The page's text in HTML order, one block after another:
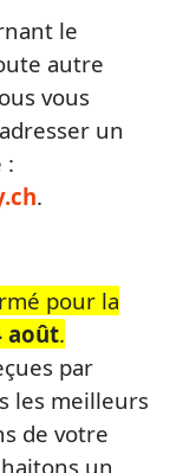
le
autre
vous
un
:
.
pour la
août.
par
les meilleurs
de votre
un